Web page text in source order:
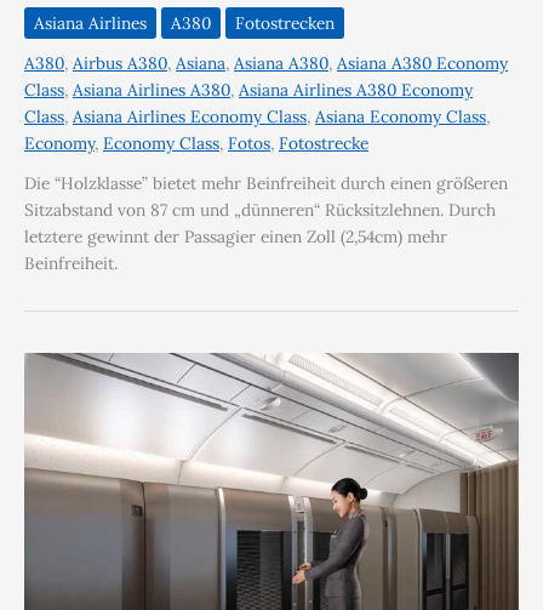
Asiana Airlines A380
Fotostrecken
A380, Airbus A380, Asiana, Asiana A380, Asiana A380 Economy
Class, Asiana Airlines A380, Asiana Airlines A380 Economy
Class, Asiana Airlines Economy Class, Asiana Economy Class,
Economy, Economy Class, Fotos, Fotostrecke
Die “Holzklasse” bietet mehr Beinfreiheit durch einen größeren
Sitzabstand von 87 cm und „dünneren“ Rücksitzlehnen. Durch
letztere gewinnt der Passagier einen Zoll (2,54cm) mehr
Beinfreiheit.